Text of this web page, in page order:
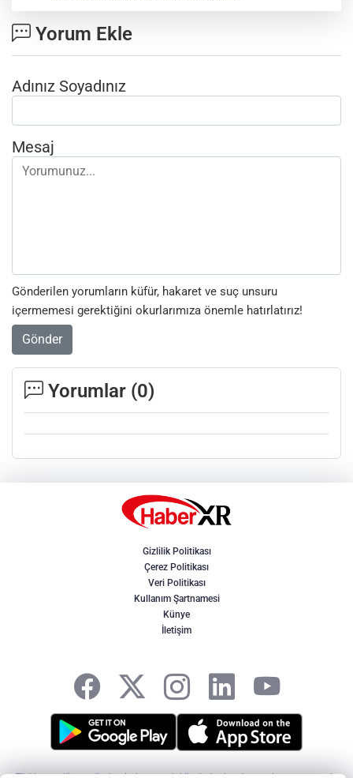
Yorum Ekle
Adınız Soyadınız
Mesaj
Gönderilen yorumların küfür, hakaret ve suç unsuru
içermemesi gerektiğini okurlarımıza önemle hatırlatırız!
Gönder
Yorumlar (0)
Gizlilik Politikası
Çerez Politikası
Veri Politikası
Kullanım Şartnamesi
Künye
İletişim